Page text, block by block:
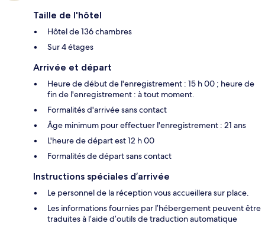
Taille de l'hôtel
Hôtel de 136 chambres
Sur 4 étages
Arrivée et départ
Heure de début de l'enregistrement : 15 h 00 ; heure de
fin de l'enregistrement : à tout moment.
Formalités d'arrivée sans contact
Âge minimum pour effectuer l'enregistrement : 21 ans
L'heure de départ est 12 h 00
Formalités de départ sans contact
Instructions spéciales d’arrivée
Le personnel de la réception vous accueillera sur place.
Les informations fournies par l’hébergement peuvent être
traduites à l’aide d’outils de traduction automatique